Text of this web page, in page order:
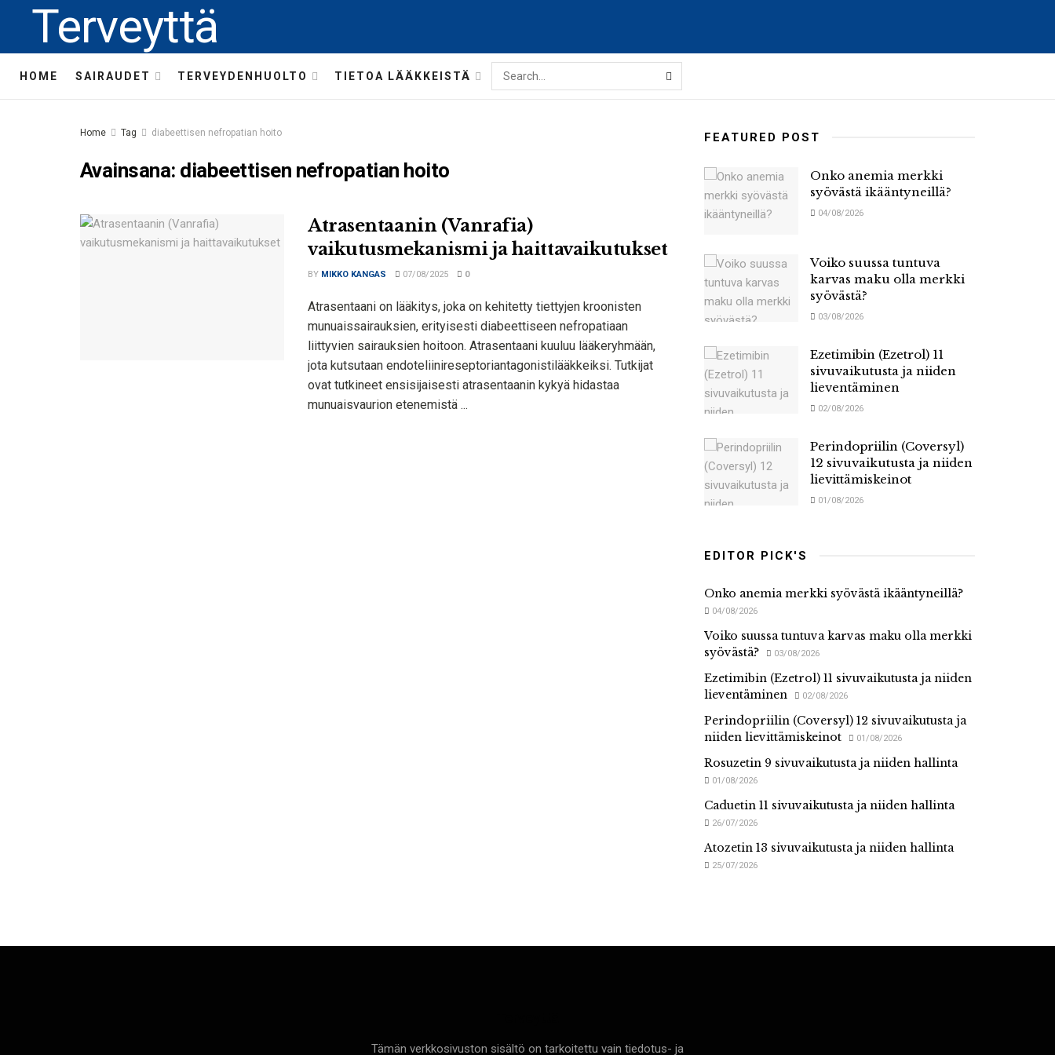
Terveyttä
HOME SAIRAUDET TERVEYDENHUOLTO TIETOA LÄÄKKEISTÄ
Home Tag diabeettisen nefropatian hoito
Avainsana: diabeettisen nefropatian hoito
Atrasentaanin (Vanrafia)
vaikutusmekanismi ja haittavaikutukset
BY MIKKO KANGAS 07/08/2025 0
Atrasentaani on lääkitys, joka on kehitetty tiettyjen kroonisten
munuaissairauksien, erityisesti diabeettiseen nefropatiaan
liittyvien sairauksien hoitoon. Atrasentaani kuuluu lääkeryhmään,
jota kutsutaan endoteliinireseptoriantagonistilääkkeiksi. Tutkijat
ovat tutkineet ensisijaisesti atrasentaanin kykyä hidastaa
munuaisvaurion etenemistä ...
FEATURED POST
Onko anemia merkki
syövästä ikääntyneillä?
04/08/2026
Voiko suussa tuntuva
karvas maku olla merkki
syövästä?
03/08/2026
Ezetimibin (Ezetrol) 11
sivuvaikutusta ja niiden
lieventäminen
02/08/2026
Perindopriilin (Coversyl)
12 sivuvaikutusta ja niiden
lievittämiskeinot
01/08/2026
EDITOR PICK'S
Onko anemia merkki syövästä ikääntyneillä?
04/08/2026
Voiko suussa tuntuva karvas maku olla merkki
syövästä?
03/08/2026
Ezetimibin (Ezetrol) 11 sivuvaikutusta ja niiden
lieventäminen
02/08/2026
Perindopriilin (Coversyl) 12 sivuvaikutusta ja
niiden lievittämiskeinot
01/08/2026
Rosuzetin 9 sivuvaikutusta ja niiden hallinta
01/08/2026
Caduetin 11 sivuvaikutusta ja niiden hallinta
26/07/2026
Atozetin 13 sivuvaikutusta ja niiden hallinta
25/07/2026
Tämän verkkosivuston sisältö on tarkoitettu vain tiedotus- ja